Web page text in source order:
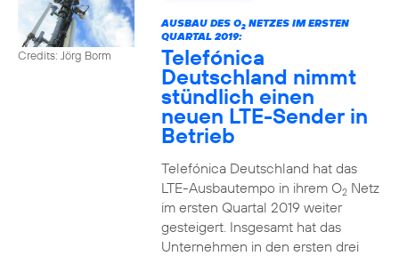
Credits: Jörg Borm
AUSBAU DES O2NETZES IM ERSTEN
QUARTAL 2019:
Telefónica
Deutschland nimmt
stündlich einen
neuen LTE-Sender in
Betrieb
Telefónica Deutschland hat das
LTE-Ausbautempo in ihrem O2Netz
im ersten Quartal 2019 weiter
gesteigert. Insgesamt hat das
Unternehmen in den ersten drei